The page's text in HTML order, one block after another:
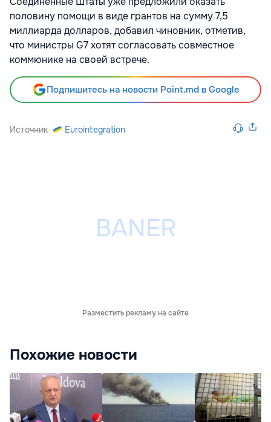
половину помощи в виде грантов на сумму 7,5
миллиарда долларов, добавил чиновник, отметив,
что министры G7 хотят согласовать совместное
коммюнике на своей встрече.
Подпишитесь на новости Point.md в Google
Источник Eurointegration
Разместить рекламу на сайте
Похожие новости